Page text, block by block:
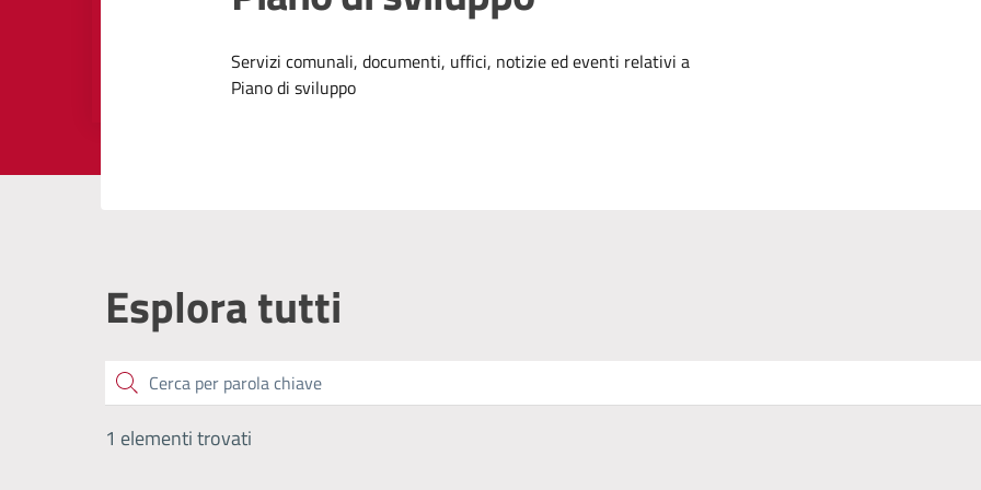
Dettagli dell'argomento
Servizi comunali, documenti, uffici, notizie ed eventi relativi a
Piano di sviluppo
Esplora tutti
Cerca
1 elementi trovati